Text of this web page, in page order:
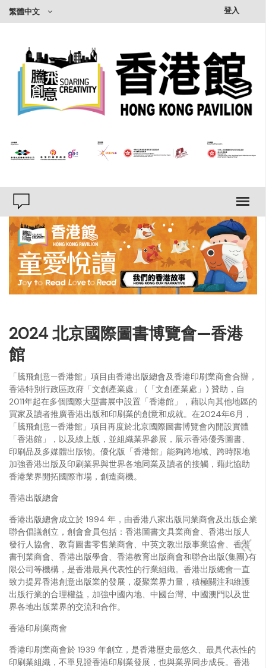
繁體中文 登入
2024 北京國際圖書博覽會—香港
館
「騰飛創意—香港館」項目由香港出版總會及香港印刷業商會合辦，
香港特別行政區政府「文創產業處」 (「文創產業處」) 贊助，自
2011年起在多個國際大型書展中設置「香港館」，藉以向其他地區的
買家及讀者推廣香港出版和印刷業的創意和成就。在2024年6月，
「騰飛創意—香港館」項目再度於北京國際圖書博覽會內開設實體
「香港館」，以及線上版，並組織業界參展，展示香港優秀圖書、
印刷品及多媒體出版物。優化版「香港館」能夠跨地域、跨時限地
加強香港出版及印刷業界與世界各地同業及讀者的接觸，藉此協助
香港業界開拓國際市場，創造商機。
香港出版總會
香港出版總會成立於 1994 年，由香港八家出版同業商會及出版企業
聯合倡議創立，創會會員包括：香港圖書文具業商會、香港出版人
發行人協會、教育圖書零售業商會、中英文教出版事業協會、香港
書刊業商會、香港出版學會、香港教育出版商會和聯合出版(集團)有
限公司等機構，是香港最具代表性的行業組織。香港出版總會一直
致力提昇香港創意出版業的發展，凝聚業界力量，積極關注和維護
出版行業的合理權益，加強中國內地、中國台灣、中國澳門以及世
界各地出版業界的交流和合作。
香港印刷業商會
香港印刷業商會於 1939 年創立，是香港歷史最悠久、最具代表性的
印刷業組織，不單見證香港印刷業發展，也與業界同步成長。香港
×